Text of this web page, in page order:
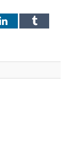
LinkedInTumblr